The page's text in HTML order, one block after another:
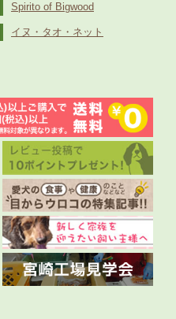
Spirito of Bigwood
イヌ・タオ・ネット